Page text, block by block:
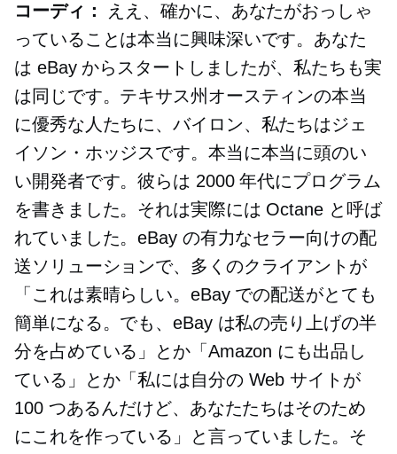
コーディ：
ええ、確かに、あなたがおっしゃ
っていることは本当に興味深いです。あなた
は eBay からスタートしましたが、私たちも実
は同じです。テキサス州オースティンの本当
に優秀な人たちに、バイロン、私たちはジェ
イソン・ホッジスです。本当に本当に頭のい
い開発者です。彼らは 2000 年代にプログラム
を書きました。それは実際には Octane と呼ば
れていました。eBay の有力なセラー向けの配
送ソリューションで、多くのクライアントが
「これは素晴らしい。eBay での配送がとても
簡単になる。でも、eBay は私の売り上げの半
分を占めている」とか「Amazon にも出品し
ている」とか「私には自分の Web サイトが
100 つあるんだけど、あなたたちはそのため
にこれを作っている」と言っていました。そ